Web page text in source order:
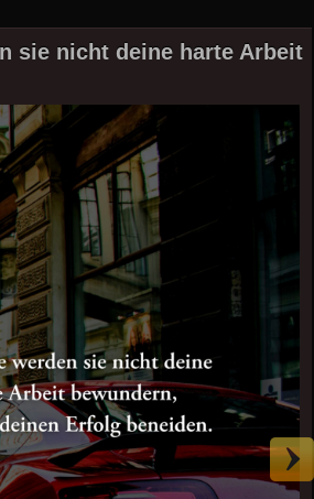
sie nicht deine harte Arbeit